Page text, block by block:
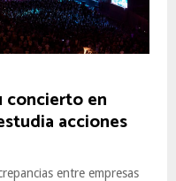
concierto en
acciones
entre empresas